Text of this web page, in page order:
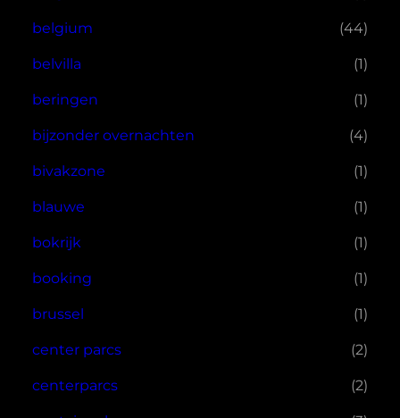
belgium (44)
belvilla (1)
beringen (1)
bijzonder overnachten (4)
bivakzone (1)
blauwe (1)
bokrijk (1)
booking (1)
brussel (1)
center parcs (2)
centerparcs (2)